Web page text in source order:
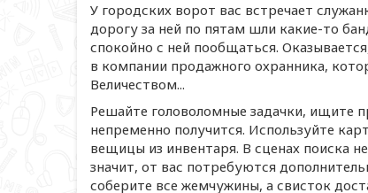
У городских ворот вас встречает
дорогу за ней по пятам шли какие-то
спокойно с ней пообщаться.
в компании продажного охранника,
Величеством...
Решайте головоломные задачки, ищите
непременно получится. Используйте
вещицы из инвентаря. В сценах поиска
значит, от вас потребуются
соберите все жемчужины, а свисток